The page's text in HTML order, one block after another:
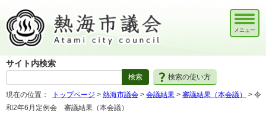
サイト内検索
検索の使い方
メニュー
現在の位置： トップページ > 熱海市議会 > 会議結果 > 審議結果（本会議）
> 令
和2年6月定例会 審議結果（本会議）